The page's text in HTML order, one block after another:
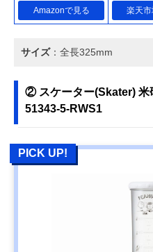
Amazonで見る 楽天
サイズ：全長325mm
② スケーター(Skater) 米
51343-5-RWS1
PICK UP!